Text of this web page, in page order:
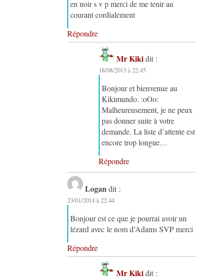
en noir s v p merci de me tenir au
courant cordialement
Répondre
Mr Kiki dit :
18/08/2013 à 22:45
Bonjour et bienvenue au
Kikimundo. :oOo:
Malheureusement, je ne peux
pas donner suite à votre
demande. La liste d’attente est
encore trop longue…
Répondre
Logan dit :
23/01/2014 à 22:44
Bonjour est ce que je pourrai avoir un
lézard avec le nom d’Adams SVP merci
Répondre
Mr Kiki dit :